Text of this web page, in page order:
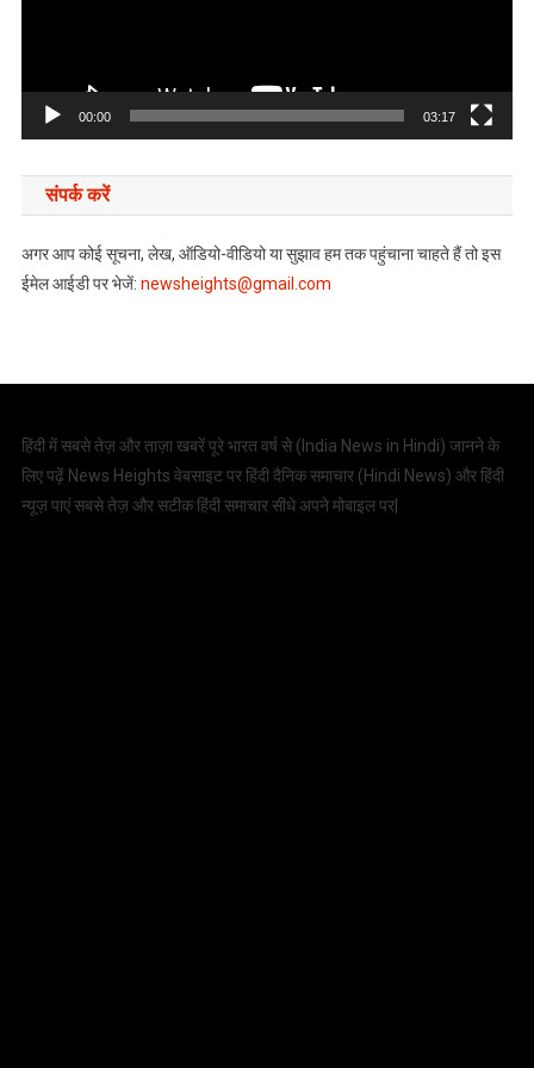
00:00 03:17
संपर्क करें
अगर आप कोई सूचना, लेख, ऑडियो-वीडियो या सुझाव हम तक पहुंचाना चाहते हैं तो इस
ईमेल आईडी पर भेजें: newsheights@gmail.com
हिंदी में सबसे तेज़ और ताज़ा खबरें पूरे भारत वर्ष से ( India News in Hindi) जानने के
लिए पढ़ें News Heights वेबसाइट पर हिंदी दैनिक समाचार (Hindi News) और हिंदी
न्यूज़ पाएं सबसे तेज़ और सटीक हिंदी समाचार सीधे अपने मोबाइल पर|